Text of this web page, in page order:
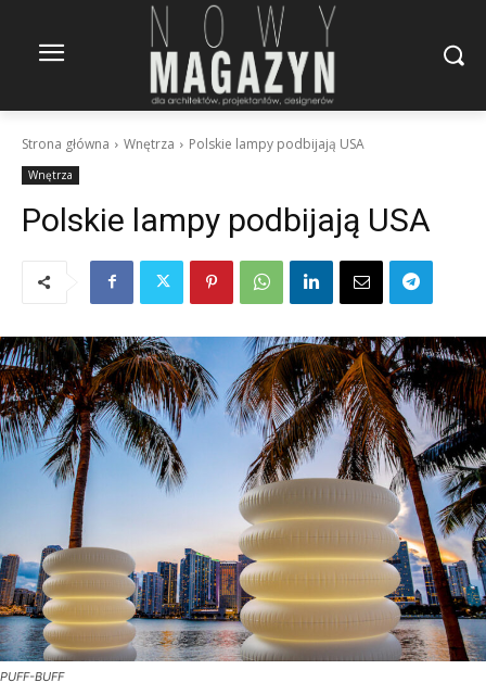
Strona główna Wnętrza Polskie lampy podbijają USA
Wnętrza
Polskie lampy podbijają USA
PUFF-BUFF